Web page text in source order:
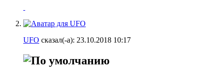
UFO сказал(-а): 23.10.2018 10:17